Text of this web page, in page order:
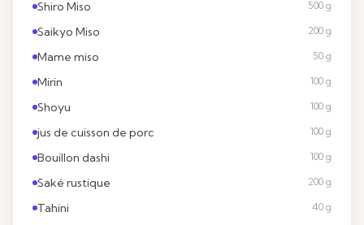
Shiro Miso 500 g
Saikyo Miso 200 g
Mame miso 50 g
Mirin 100 g
Shoyu 100 g
jus de cuisson de porc 100 g
Bouillon dashi 100 g
Saké rustique 200 g
Tahini 40 g